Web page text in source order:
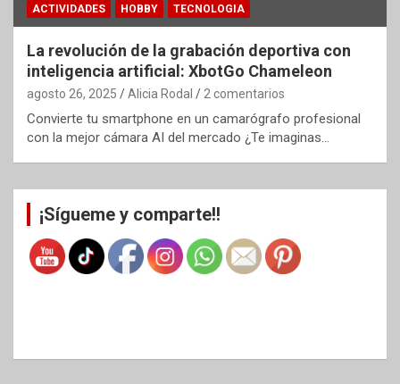
ACTIVIDADES HOBBY TECNOLOGIA
La revolución de la grabación deportiva con
inteligencia artificial: XbotGo Chameleon
agosto 26, 2025 Alicia Rodal 2 comentarios
Convierte tu smartphone en un camarógrafo profesional
con la mejor cámara AI del mercado ¿Te imaginas…
¡Sígueme y comparte!!